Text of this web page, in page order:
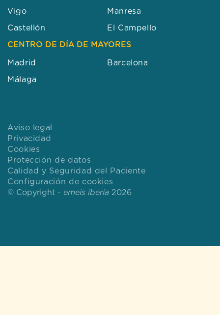
Vigo Manresa
Castellón El Campello
CENTRO DE DÍA DE MAYORES
Madrid Barcelona
Málaga
© Copyright - emeis iberia 2026
Aviso legal
Privacidad
Cookies
Protección de datos
Calidad y Seguridad del Paciente
Configuración de cookies